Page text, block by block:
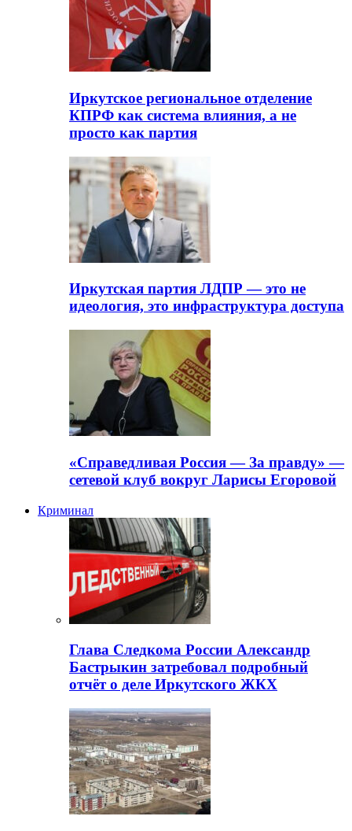
Иркутское региональное отделение
КПРФ как система влияния, а не
просто как партия
Иркутская партия ЛДПР — это не
идеология, это инфраструктура доступа
«Справедливая Россия — За правду» —
сетевой клуб вокруг Ларисы Егоровой
Криминал
Глава Следкома России Александр
Бастрыкин затребовал подробный
отчёт о деле Иркутского ЖКХ